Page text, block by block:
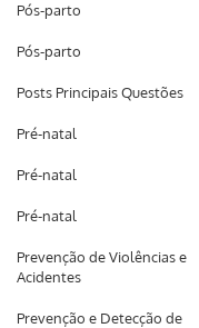
Pós-parto
Pós-parto
Posts Principais Questões
Pré-natal
Pré-natal
Pré-natal
Prevenção de Violências e
Acidentes
Prevenção e Detecção de